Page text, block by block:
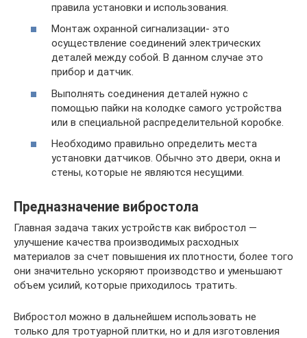
правила установки и использования.
Монтаж охранной сигнализации- это
осуществление соединений электрических
деталей между собой. В данном случае это
прибор и датчик.
Выполнять соединения деталей нужно с
помощью пайки на колодке самого устройства
или в специальной распределительной коробке.
Необходимо правильно определить места
установки датчиков. Обычно это двери, окна и
стены, которые не являются несущими.
Предназначение вибростола
Главная задача таких устройств как вибростол —
улучшение качества производимых расходных
материалов за счет повышения их плотности, более того
они значительно ускоряют производство и уменьшают
объем усилий, которые приходилось тратить.
Вибростол можно в дальнейшем использовать не
только для тротуарной плитки, но и для изготовления